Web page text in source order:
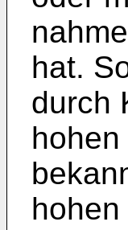
hat.
durch